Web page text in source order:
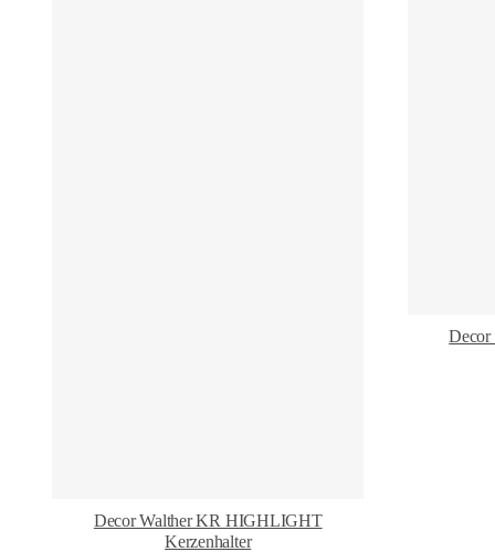
Decor Walther KR HIGHLIGHT
Kerzenhalter